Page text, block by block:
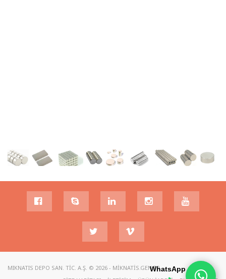
MIKNATIS DEPO SAN. TIC. A.Ş. © 2026 - MIKNATIS.GEN.TRWhatsApp